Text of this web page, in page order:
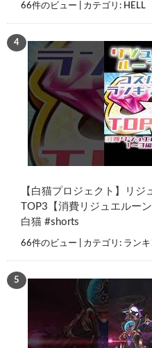
66件のビュー カテゴリ: HELL
【白猫プロジェクト】リ
TOP3【消費リジュエルー
白猫 #shorts
66件のビュー カテゴリ: ラン